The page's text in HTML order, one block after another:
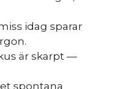
idag sparar
är skarpt —
spontana